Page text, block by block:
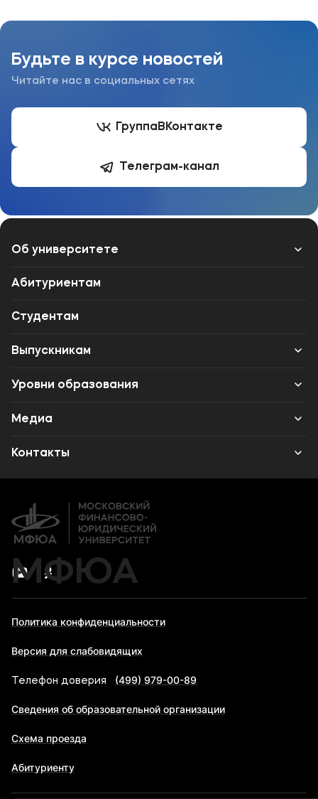
Будьте в курсе новостей
Читайте нас в социальных сетях
Группа ВКонтакте
Телеграм-канал
Об университете
Лицензии и документы
Сведения об образовательной организации
Абитуриенту
Абитуриентам
Студентам
Выпускникам
Карьера
Уровни образования
Среднее профессиональное образование
Высшее образование
Дополнительное профессиональное образование
Медиа
Объявления
Новости
Контакты
МФЮА
Политика конфиденциальности
Версия для слабовидящих
Телефон доверия (499) 979-00-89
Сведения об образовательной организации
Схема проезда
Абитуриенту